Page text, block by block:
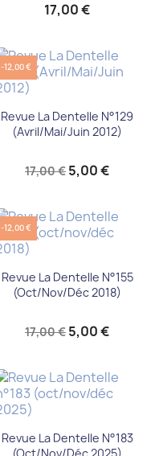
17,00 €
Revue La Dentelle N°129
(Avril/Mai/Juin 2012)
17,00 € 5,00 €
-12,00 €
Revue La Dentelle N°155
(oct/nov/déc 2018)
17,00 € 5,00 €
-12,00 €
Revue La Dentelle N°183